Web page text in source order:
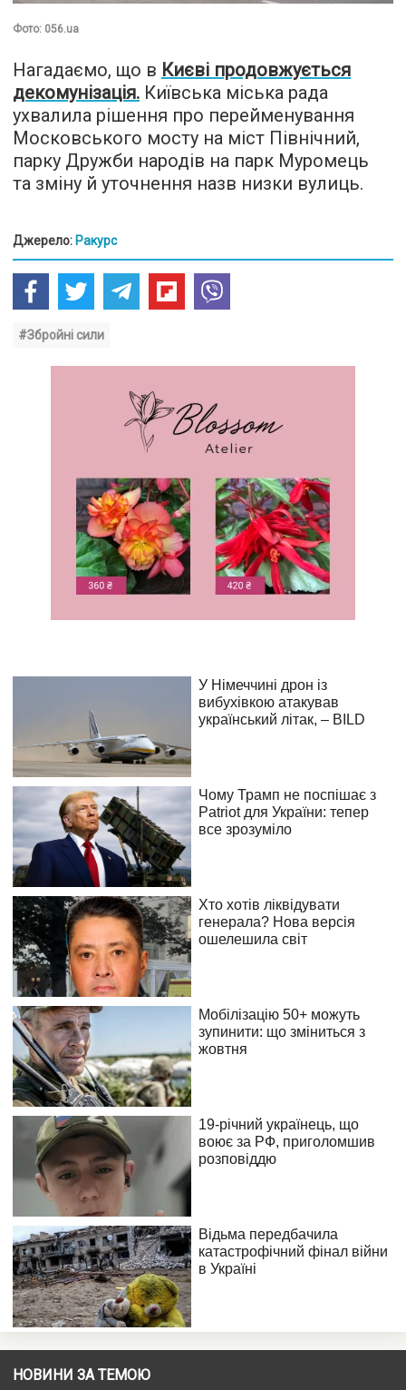
Фото: 056.ua
Нагадаємо, що в Києві продовжується
декомунізація. Київська міська рада
ухвалила рішення про перейменування
Московського мосту на міст Північний,
парку Дружби народів на парк Муромець
та зміну й уточнення назв низки вулиць.
Джерело: Ракурс
#Збройні сили
НОВИНИ ЗА ТЕМОЮ